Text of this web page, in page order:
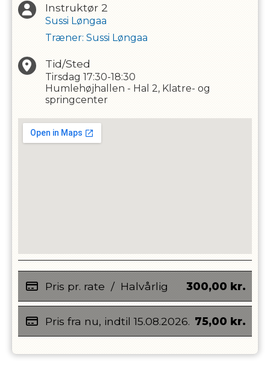
Instruktør 2
Sussi Løngaa
Træner: Sussi Løngaa
Tid/Sted
Tirsdag 17:30-18:30
Humlehøjhallen - Hal 2, Klatre- og
springcenter
Pris pr. rate / Halvårlig 300,00 kr.
Pris fra nu, indtil 15.08.2026. 75,00 kr.